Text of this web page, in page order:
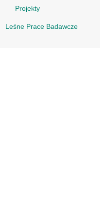
Projekty
Leśne Prace Badawcze